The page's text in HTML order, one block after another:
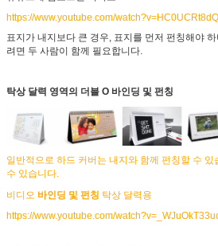
https://www.youtube.com/
표지가 내지보다 큰 경우, 표지를 먼저 펀칭해야
려면 두 사람이 함께 필요합니다.
탁상 달력 영역의 더블 O 바인딩 및 펀칭
일반적으로 하드 커버는 내지와 함께 펀칭할 수
수 있습니다.
비디오 바인딩 및 펀칭 탁상 달력용
https://www.youtube.com/